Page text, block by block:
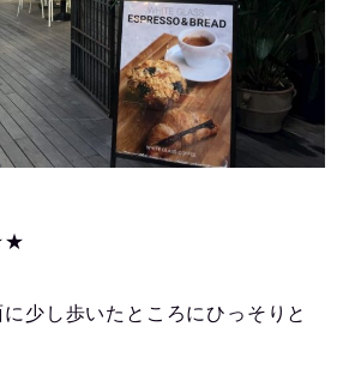
少し歩いたところにひっそりと